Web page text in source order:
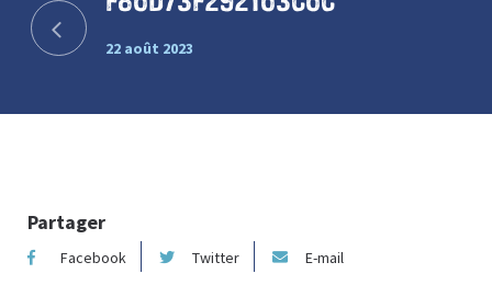
22 août 2023
Partager
Facebook Twitter E-mail